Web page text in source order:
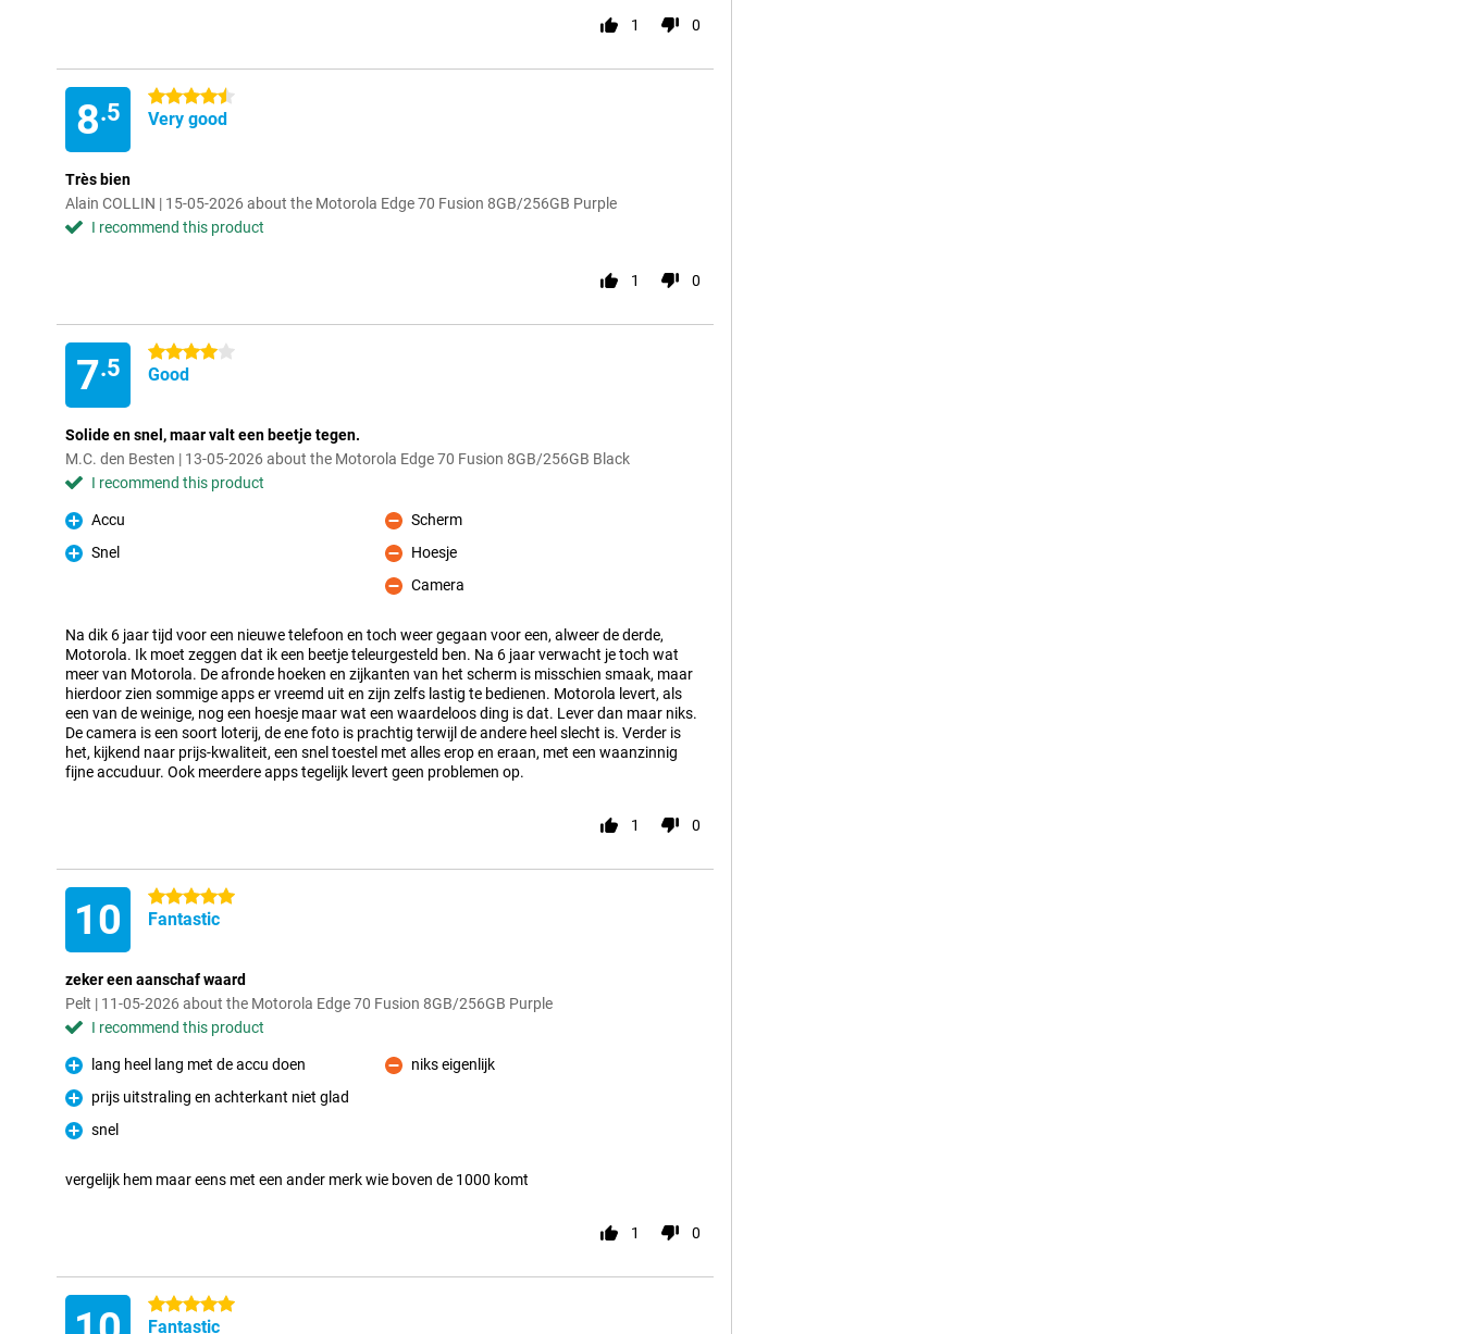
1 0
8.5
4.5 stars
Very good
Très bien
Alain COLLIN | 15-05-2026 about the Motorola Edge 70 Fusion 8GB/256GB Purple
I recommend this product
1 0
7.5
4 stars
Good
Solide en snel, maar valt een beetje tegen.
M.C. den Besten | 13-05-2026 about the Motorola Edge 70 Fusion 8GB/256GB Black
I recommend this product
Pro
Accu
Pro
Snel
Con
Scherm
Con
Hoesje
Con
Camera
Na dik 6 jaar tijd voor een nieuwe telefoon en toch weer gegaan voor een, alweer de derde,
Motorola. Ik moet zeggen dat ik een beetje teleurgesteld ben. Na 6 jaar verwacht je toch wat
meer van Motorola. De afronde hoeken en zijkanten van het scherm is misschien smaak, maar
hierdoor zien sommige apps er vreemd uit en zijn zelfs lastig te bedienen. Motorola levert, als
een van de weinige, nog een hoesje maar wat een waardeloos ding is dat. Lever dan maar niks.
De camera is een soort loterij, de ene foto is prachtig terwijl de andere heel slecht is. Verder is
het, kijkend naar prijs-kwaliteit, een snel toestel met alles erop en eraan, met een waanzinnig
fijne accuduur. Ook meerdere apps tegelijk levert geen problemen op.
1 0
10 5 stars
Fantastic
zeker een aanschaf waard
Pelt | 11-05-2026 about the Motorola Edge 70 Fusion 8GB/256GB Purple
I recommend this product
Pro
lang heel lang met de accu doen
Pro
prijs uitstraling en achterkant niet glad
Pro
snel
Con
niks eigenlijk
vergelijk hem maar eens met een ander merk wie boven de 1000 komt
1 0
5 stars
Fantastic